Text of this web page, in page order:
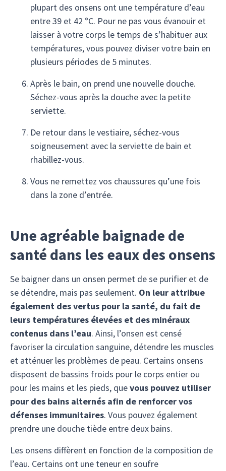
plupart des onsens ont une température d’eau
entre 39 et 42 °C. Pour ne pas vous évanouir et
laisser à votre corps le temps de s’habituer aux
températures, vous pouvez diviser votre bain en
plusieurs périodes de 5 minutes.
Après le bain, on prend une nouvelle douche.
Séchez-vous après la douche avec la petite
serviette.
De retour dans le vestiaire, séchez-vous
soigneusement avec la serviette de bain et
rhabillez-vous.
Vous ne remettez vos chaussures qu’une fois
dans la zone d’entrée.
Une agréable baignade de
santé dans les eaux des onsens
Se baigner dans un onsen permet de se purifier et de
se détendre, mais pas seulement. On leur attribue
également des vertus pour la santé, du fait de
leurs températures élevées et des minéraux
contenus dans l’eau. Ainsi, l’onsen est censé
favoriser la circulation sanguine, détendre les muscles
et atténuer les problèmes de peau. Certains onsens
disposent de bassins froids pour le corps entier ou
pour les mains et les pieds, quevous pouvez utiliser
pour des bains alternés afin de renforcer vos
défenses immunitaires. Vous pouvez également
prendre une douche tiède entre deux bains.
Les onsens diffèrent en fonction de la composition de
l’eau. Certains ont une teneur en soufre